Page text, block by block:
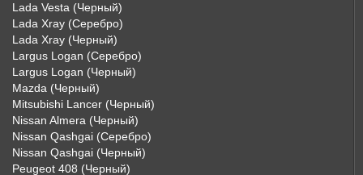
Lada Vesta (Черный)
Lada Xray (Серебро)
Lada Xray (Черный)
Largus Logan (Серебро)
Largus Logan (Черный)
Mazda (Черный)
Mitsubishi Lancer (Черный)
Nissan Almera (Черный)
Nissan Qashgai (Серебро)
Nissan Qashgai (Черный)
Peugeot 408 (Черный)